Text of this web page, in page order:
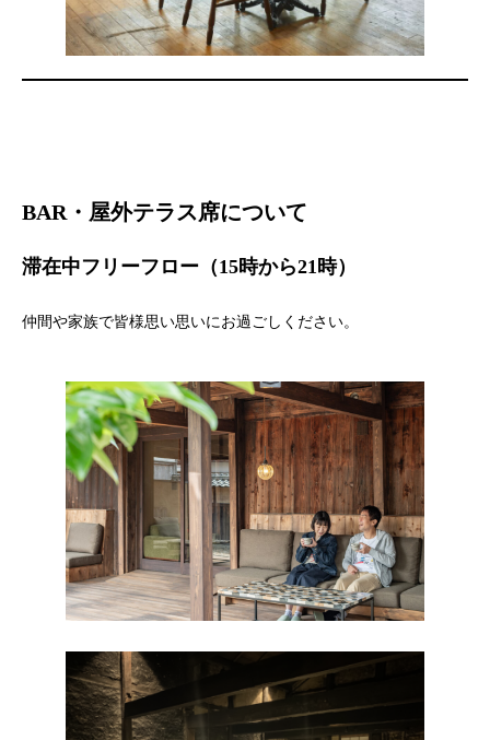
BAR・屋外テラス席について
滞在中フリーフロー（15時から21時）
仲間や家族で皆様思い思いにお過ごしください。